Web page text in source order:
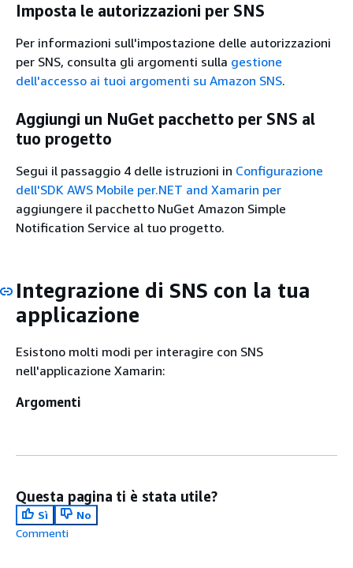
Imposta le autorizzazioni per SNS
Per informazioni sull'impostazione delle autorizzazioni
per SNS, consulta gli argomenti sulla gestione
dell'accesso ai tuoi argomenti su Amazon SNS.
Aggiungi un NuGet pacchetto per SNS al
tuo progetto
Segui il passaggio 4 delle istruzioni in Configurazione
dell'SDK AWS Mobile per.NET and Xamarin per
aggiungere il pacchetto NuGet Amazon Simple
Notification Service al tuo progetto.
Integrazione di SNS con la tua
applicazione
Esistono molti modi per interagire con SNS
nell'applicazione Xamarin:
Argomenti
Questa pagina ti è stata utile?
Sì
No
Commenti